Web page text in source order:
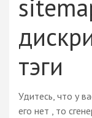
тэги
Удитесь, что у
его нет , то